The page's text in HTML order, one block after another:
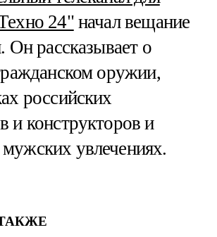
24"начал вещание
Он рассказывает о
оружии,
российских
и конструкторов и
увлечениях.